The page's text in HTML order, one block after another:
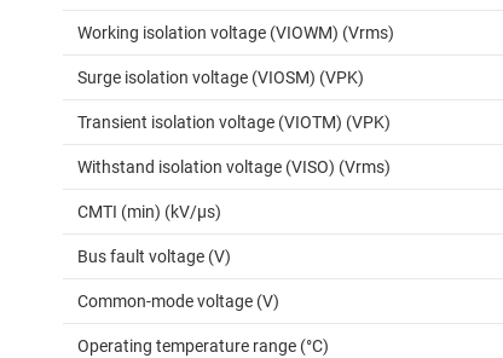
Working isolation voltage (VIOWM) (Vrms)
Surge isolation voltage (VIOSM) (VPK)
Transient isolation voltage (VIOTM) (VPK)
Withstand isolation voltage (VISO) (Vrms)
CMTI (min) (kV/µs)
Bus fault voltage (V)
Common-mode voltage (V)
Operating temperature range (°C)